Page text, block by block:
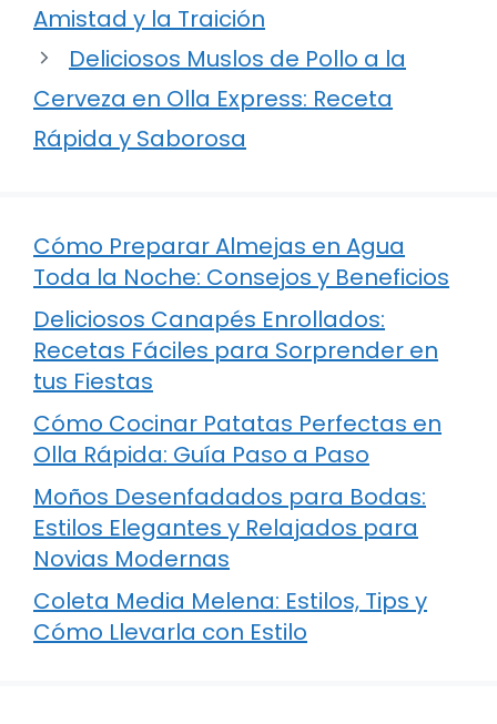
Amistad y la Traición
Deliciosos Muslos de Pollo a la
Cerveza en Olla Express: Receta
Rápida y Saborosa
Cómo Preparar Almejas en Agua
Toda la Noche: Consejos y Beneficios
Deliciosos Canapés Enrollados:
Recetas Fáciles para Sorprender en
tus Fiestas
Cómo Cocinar Patatas Perfectas en
Olla Rápida: Guía Paso a Paso
Moños Desenfadados para Bodas:
Estilos Elegantes y Relajados para
Novias Modernas
Coleta Media Melena: Estilos, Tips y
Cómo Llevarla con Estilo